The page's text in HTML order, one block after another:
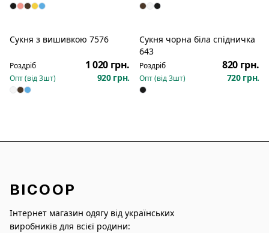
Сукня з вишивкою 7576
Роздріб 1 020 грн.
Опт (від3шт) 920 грн.
Новинка
Сукня чорна біла спідничка
643
Роздріб 820 грн.
Опт (від3шт) 720 грн.
BICOOP
Інтернет магазин одягу від українських
виробників для всієї родини: